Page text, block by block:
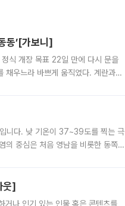
동’[가보니]
식 개장 목표 22일 만에 다시 문을
채우느라 바쁘게 움직였다. 계란과
입니다. 낮 기온이 37~39도를 찍는 극
의 중심은 처음 영남을 비롯한 동쪽
웃]
거나 인기 있는 인물 혹은 콘텐츠를